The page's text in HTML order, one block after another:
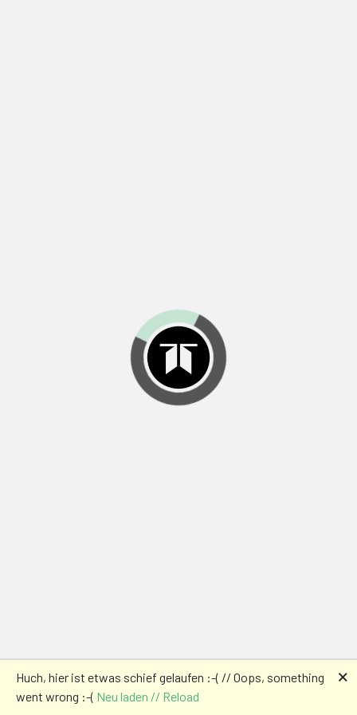
Huch, hier ist etwas schief gelaufen :-( // Oops, something
went wrong :-( Neu laden // Reload
🗙